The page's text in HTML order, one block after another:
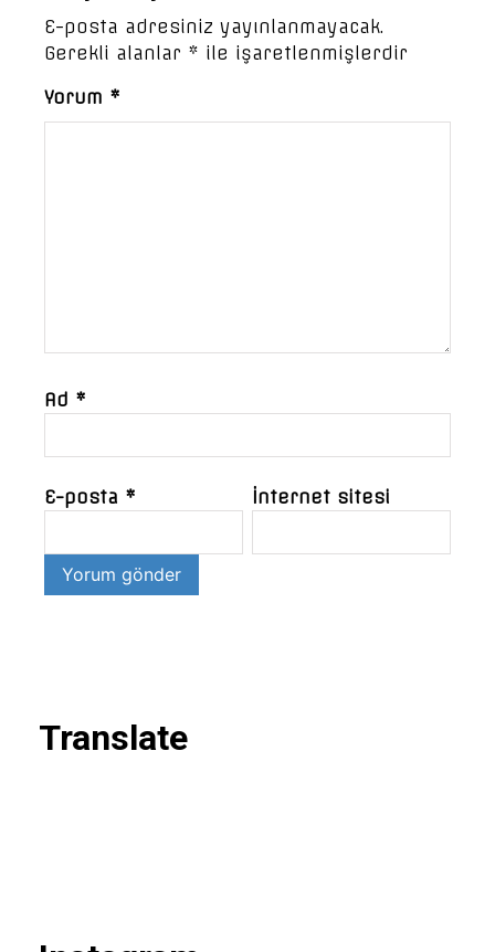
E-posta adresiniz yayınlanmayacak.
Gerekli alanlar * ile işaretlenmişlerdir
Yorum *
Ad *
E-posta * İnternet sitesi
Translate